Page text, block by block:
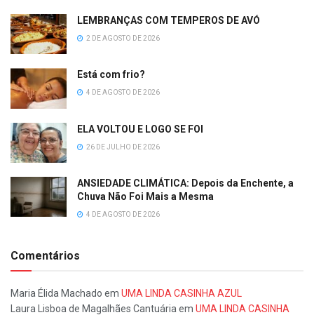
LEMBRANÇAS COM TEMPEROS DE AVÓ
2 DE AGOSTO DE 2026
Está com frio?
4 DE AGOSTO DE 2026
ELA VOLTOU E LOGO SE FOI
26 DE JULHO DE 2026
ANSIEDADE CLIMÁTICA: Depois da Enchente, a
Chuva Não Foi Mais a Mesma
4 DE AGOSTO DE 2026
Comentários
Maria Élida Machado em UMA LINDA CASINHA AZUL
Laura Lisboa de Magalhães Cantuária em UMA LINDA CASINHA